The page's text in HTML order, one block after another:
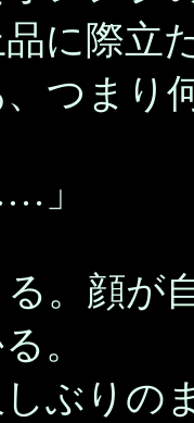
に際立
つまり
」
。顔が
。
ぶりの